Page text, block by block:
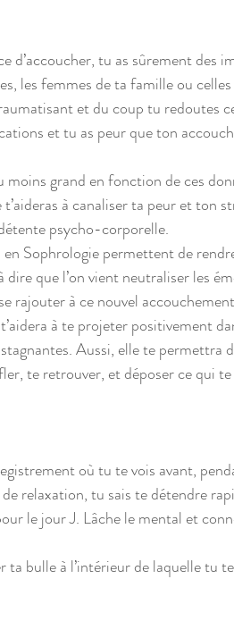
d’accoucher, tu as sûrement des
les femmes de ta famille ou
et du coup tu redoutes
et tu as peur que ton
grand en fonction de ces
à canaliser ta peur et ton
psycho-corporelle.
Sophrologie permettent de
que l’on vient neutraliser les
rajouter à ce nouvel
à te projeter positivement
Aussi, elle te permettra
te retrouver, et déposer ce qui te
où tu te vois avant,
relaxation, tu sais te détendre
le jour J. Lâche le mental et
ta bulle à l’intérieur de laquelle tu